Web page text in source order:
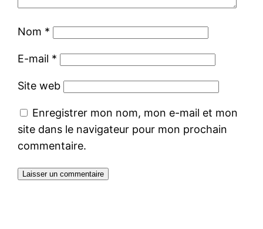
Nom *
E-mail *
Site web
Enregistrer mon nom, mon e-mail et mon
site dans le navigateur pour mon prochain
commentaire.